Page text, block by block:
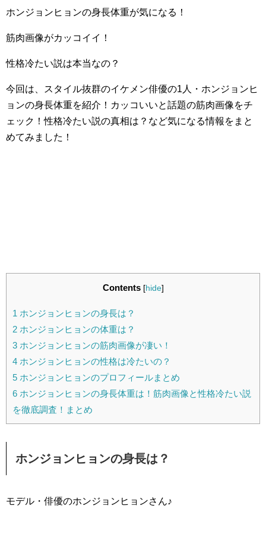
ホンジョンヒョンの身長体重が気になる！
筋肉画像がカッコイイ！
性格冷たい説は本当なの？
今回は、スタイル抜群のイケメン俳優の1人・ホンジョンヒ
ョンの身長体重を紹介！カッコいいと話題の筋肉画像をチ
ェック！性格冷たい説の真相は？など気になる情報をまと
めてみました！
Contents [hide]
1 ホンジョンヒョンの身長は？
2 ホンジョンヒョンの体重は？
3 ホンジョンヒョンの筋肉画像が凄い！
4 ホンジョンヒョンの性格は冷たいの？
5 ホンジョンヒョンのプロフィールまとめ
6 ホンジョンヒョンの身長体重は！筋肉画像と性格冷たい説
を徹底調査！まとめ
ホンジョンヒョンの身長は？
モデル・俳優のホンジョンヒョンさん♪